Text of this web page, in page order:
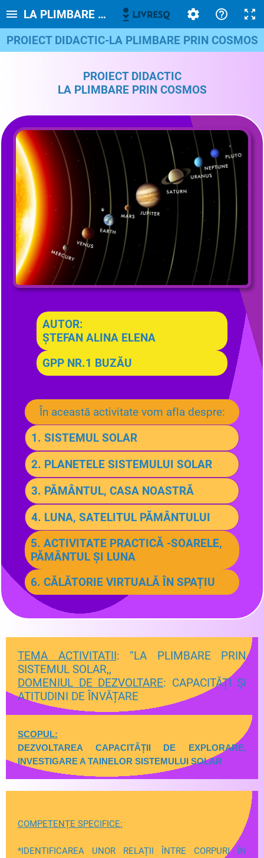
LA PLIMBARE PRIN COSMOS
PROIECT DIDACTIC-LA PLIMBARE PRIN COSMOS
PROIECT DIDACTIC
LA PLIMBARE PRIN COSMOS
AUTOR:
ȘTEFAN ALINA ELENA
GPP NR.1 BUZĂU
În această activitate vom afla despre:
1. SISTEMUL SOLAR
2. PLANETELE SISTEMULUI SOLAR
3. PĂMÂNTUL, CASA NOASTRĂ
4. LUNA, SATELITUL PĂMÂNTULUI
5. ACTIVITATE PRACTICĂ -SOARELE,
PĂMÂNTUL ȘI LUNA
6. CĂLĂTORIE VIRTUALĂ ÎN SPAȚIU
TEMA ACTIVITATII: ’’LA PLIMBARE PRIN
SISTEMUL SOLAR,,
DOMENIUL DE DEZVOLTARE: CAPACITĂȚI ȘI
ATITUDINI DE ÎNVĂȚARE
SCOPUL:
DEZVOLTAREA CAPACITĂȚII DE EXPLORARE,
INVESTIGARE A TAINELOR SISTEMULUI SOLAR
COMPETENȚE SPECIFICE:
*IDENTIFICAREA UNOR RELAȚII ÎNTRE CORPURI ÎN